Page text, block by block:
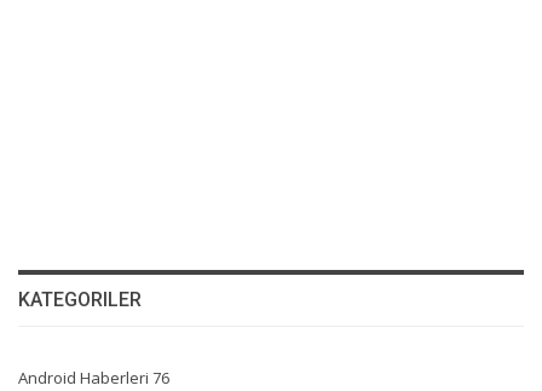
KATEGORILER
Android Haberleri 76